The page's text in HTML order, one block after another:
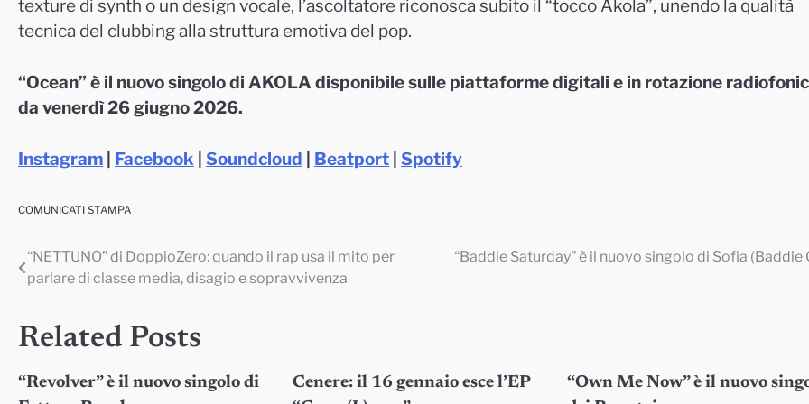
texture di synth o un design vocale, l’ascoltatore riconosca subito il “tocco Akola”, unendo la qualità
tecnica del clubbing alla struttura emotiva del pop.
“Ocean” è il nuovo singolo di AKOLA disponibile sulle piattaforme digitali e in rotazione
da venerdì 26 giugno 2026.
Instagram Facebook Soundcloud Beatport Spotify
COMUNICATI STAMPA
Navigazione
“NETTUNO” di DoppioZero: quando il rap usa il mito per
parlare di classe media, disagio e sopravvivenza
“Baddie Saturday” è il nuovo singolo di Sofia (Baddie
Related Posts
“Revolver” è il nuovo singolo di
Cenere: il 16 gennaio esce l’EP
“Own Me Now” è il nuovo